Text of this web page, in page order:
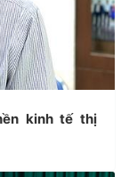
kinh tế thị